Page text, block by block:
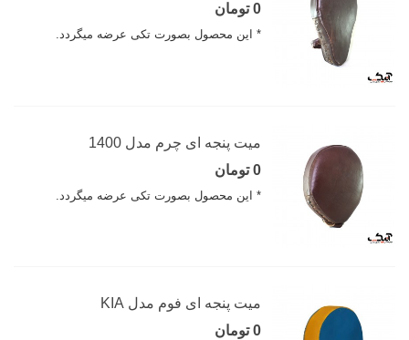
0 تومان
* این محصول بصورت تکی عرضه میگردد.
میت پنجه ای چرم مدل 1400
0 تومان
* این محصول بصورت تکی عرضه میگردد.
میت پنجه ای فوم مدل KIA
0 تومان